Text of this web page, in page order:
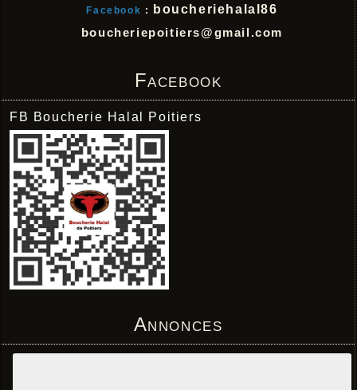
Facebook :
boucheriehalal86
boucheriepoitiers@gmail.com
Facebook
FB Boucherie Halal Poitiers
Annonces